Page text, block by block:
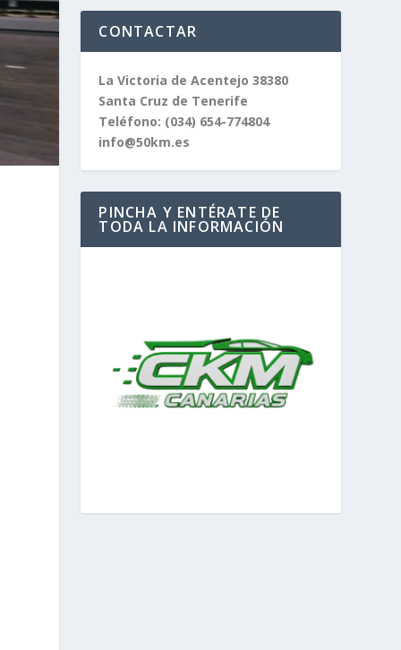
CONTACTAR
La Victoria de Acentejo 38380
Santa Cruz de Tenerife
Teléfono: (034) 654-774804
info@50km.es
PINCHA Y ENTÉRATE DE
TODA LA INFORMACIÓN